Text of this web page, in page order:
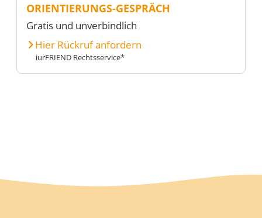
ORIENTIERUNGS-GESPRÄCH
Gratis und unverbindlich
Hier Rückruf anfordern
iurFRIEND Rechtsservice*